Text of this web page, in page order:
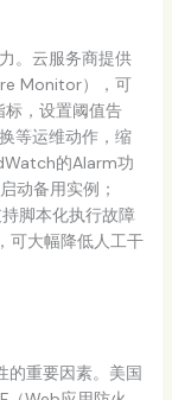
。云服务商提供
Monitor），可
标，设置阈值告
等运维动作，缩
的Alarm功
动备用实例；
脚本化执行故障
可大幅降低人工干
的重要因素。美国